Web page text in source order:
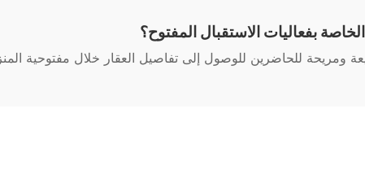
بفعاليات الاستقبال المفتوح؟